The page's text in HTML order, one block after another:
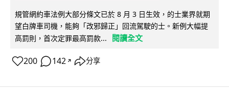
規管網約車法例大部分條文已於 8 月 3 日生效，的士業界就期
望白牌車司機，能夠「改邪歸正」回流駕駛的士。新例大幅提
高罰則，首次定罪最高罰款...
閱讀全文
200 142 ↗ 分享